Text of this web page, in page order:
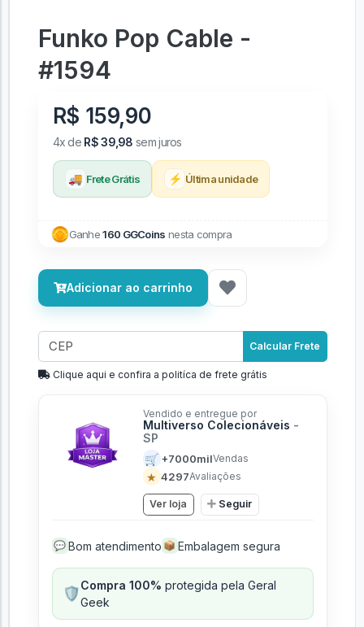
Funko Pop Cable -
#1594
R$ 159,90
4x de R$ 39,98 sem juros
🚚 Frete Grátis ⚡ Última unidade
Ganhe160 GGCoins nesta compra
Adicionar ao carrinho
Calcular Frete
Clique aqui e confira a politíca de frete grátis
Vendido e entregue por
Multiverso Colecionáveis -
SP
🛒 +7000milVendas
★ 4297Avaliações
Ver loja Seguir
💬 Bom atendimento 📦 Embalagem segura
🛡️Compra 100% protegida pela Geral
Geek